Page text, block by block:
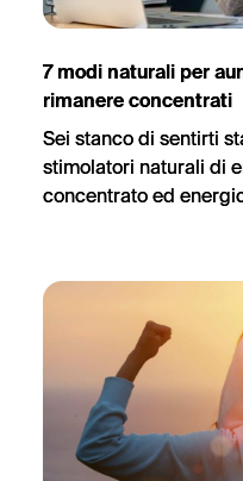
7 modi naturali per
rimanere concentrati
Sei stanco di sentirti
stimolatori naturali di
concentrato ed